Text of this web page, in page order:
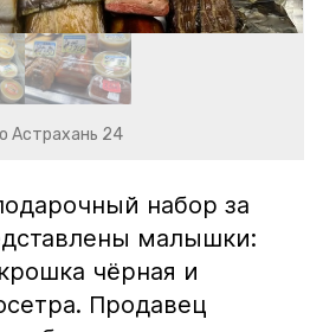
Астрахань 24
набор за
малышки:
чёрная и
Продавец